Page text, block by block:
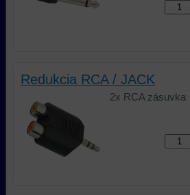
Redukcia RCA / JACK
2x RCA